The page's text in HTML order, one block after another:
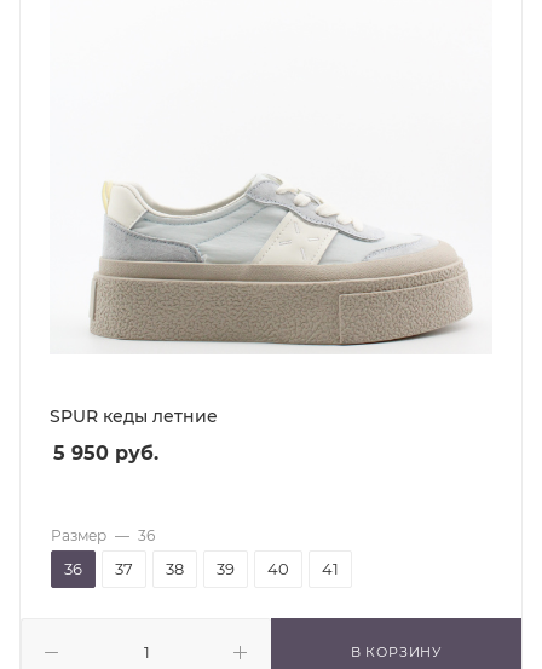
SPUR кеды летние
5 950 руб.
В КОРЗИНУ
Размер — 36
36 37 38 39 40 41